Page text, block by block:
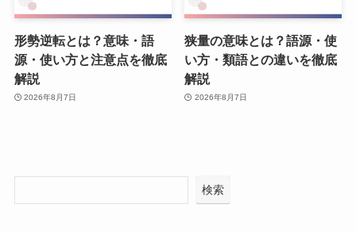
形勢逆転とは？意味・語
源・使い方と注意点を徹底
解説
2026年8月7日
狭量の意味とは？語源・使
い方・類語との違いを徹底
解説
2026年8月7日
検索